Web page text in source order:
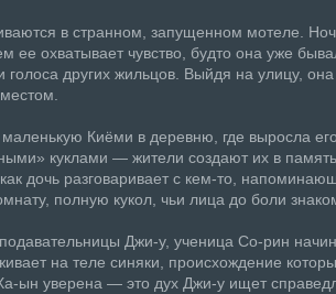
в странном, запущенном мотеле.
ее охватывает чувство, будто она уже
других жильцов. Выйдя на улицу, она
Киёми в деревню, где выросла
куклами — жители создают их в
дочь разговаривает с кем-то,
полную кукол, чьи лица до боли
Джи-у, ученица Со-рин
на теле синяки, происхождение
ын уверена — это дух Джи-у ищет